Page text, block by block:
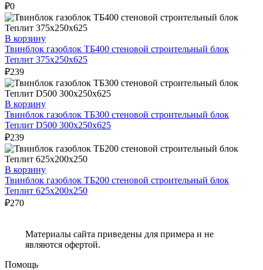
₽0
В корзину
Твинблок газоблок ТБ400 стеновой строительный блок
Теплит 375х250х625
₽239
В корзину
Твинблок газоблок ТБ300 стеновой строительный блок
Теплит D500 300х250х625
₽239
В корзину
Твинблок газоблок ТБ200 стеновой строительный блок
Теплит 625х200х250
₽270
Материалы сайта приведены для примера и не
являются офертой.
Помощь